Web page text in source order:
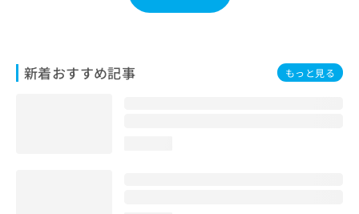
新着おすすめ記事 もっと見る
わ